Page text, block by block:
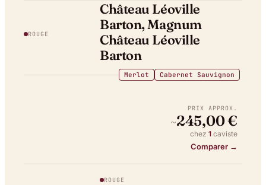
ROUGE
Château Léoville
Barton, Magnum
Château Léoville
Barton
Merlot Cabernet Sauvignon
PRIX APPROX.
~245,00 €
chez 1 caviste
Comparer →
ROUGE